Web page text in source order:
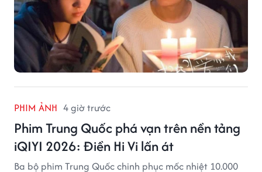
PHIM ẢNH 4 giờ trước
Phim Trung Quốc phá vạn trên nền tảng
iQIYI 2026: Điền Hi Vi lấn át
Ba bộ phim Trung Quốc chinh phục mốc nhiệt 10.000